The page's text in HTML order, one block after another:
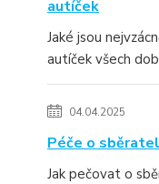
autíček
Jaké jsou
autíček všech
04.04.2025
Péče o
Jak pečovat o